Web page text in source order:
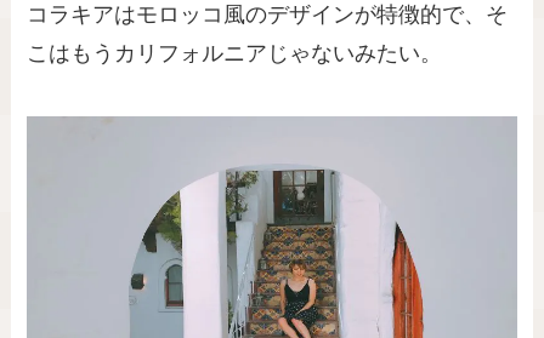
コラキアはモロッコ風のデザインが特徴的で、そ
こはもうカリフォルニアじゃないみたい。